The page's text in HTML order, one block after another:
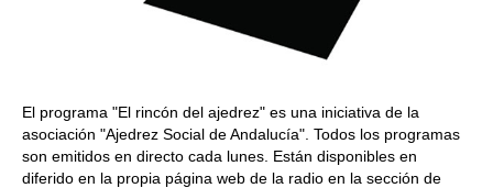
El programa "El rincón del ajedrez" es una iniciativa de la
asociación "Ajedrez Social de Andalucía". Todos los programas
son emitidos en directo cada lunes. Están disponibles en
diferido en la propia página web de la radio en la sección de